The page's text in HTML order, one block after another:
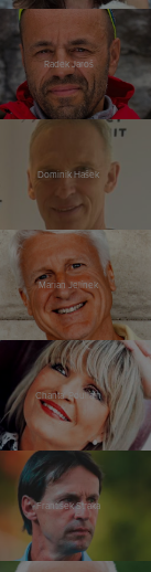
Radek Jaroš
Dominik Hašek
Marian Jelínek
Chantal Poullain
František Straka